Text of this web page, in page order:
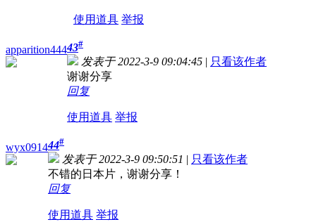
使用道具 举报
apparition44443#
发表于 2022-3-9 09:04:45 | 只看该作者
谢谢分享
回复
使用道具 举报
wyx091444#
发表于 2022-3-9 09:50:51 | 只看该作者
不错的日本片，谢谢分享！
回复
使用道具 举报